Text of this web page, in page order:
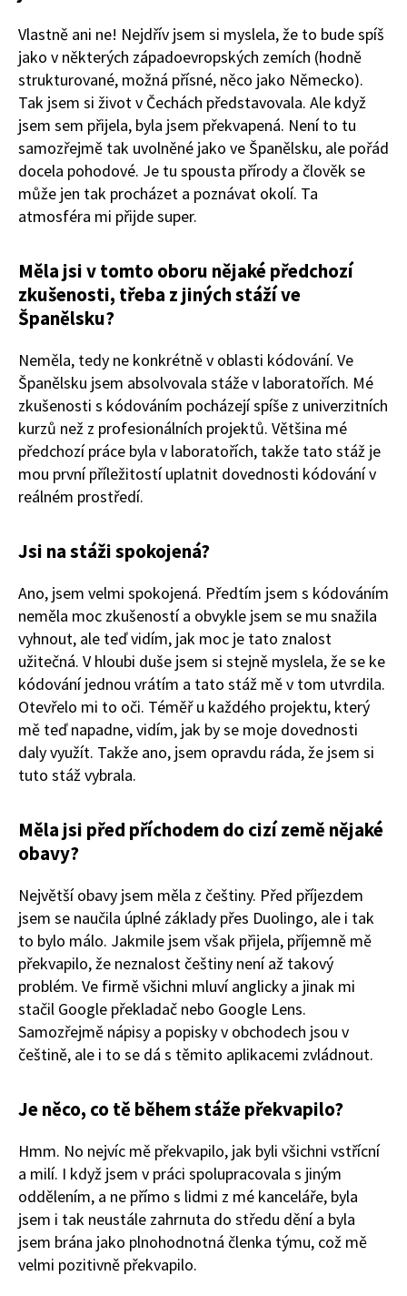
Vlastně ani ne! Nejdřív jsem si myslela, že to bude spíš
jako v některých západoevropských zemích (hodně
strukturované, možná přísné, něco jako Německo).
Tak jsem si život v Čechách představovala. Ale když
jsem sem přijela, byla jsem překvapená. Není to tu
samozřejmě tak uvolněné jako ve Španělsku, ale pořád
docela pohodové. Je tu spousta přírody a člověk se
může jen tak procházet a poznávat okolí. Ta
atmosféra mi přijde super.
Měla jsi v tomto oboru nějaké předchozí
zkušenosti, třeba z jiných stáží ve
Španělsku?
Neměla, tedy ne konkrétně v oblasti kódování. Ve
Španělsku jsem absolvovala stáže v laboratořích. Mé
zkušenosti s kódováním pocházejí spíše z univerzitních
kurzů než z profesionálních projektů. Většina mé
předchozí práce byla v laboratořích, takže tato stáž je
mou první příležitostí uplatnit dovednosti kódování v
reálném prostředí.
Jsi na stáži spokojená?
Ano, jsem velmi spokojená. Předtím jsem s kódováním
neměla moc zkušeností a obvykle jsem se mu snažila
vyhnout, ale teď vidím, jak moc je tato znalost
užitečná. V hloubi duše jsem si stejně myslela, že se ke
kódování jednou vrátím a tato stáž mě v tom utvrdila.
Otevřelo mi to oči. Téměř u každého projektu, který
mě teď napadne, vidím, jak by se moje dovednosti
daly využít. Takže ano, jsem opravdu ráda, že jsem si
tuto stáž vybrala.
Měla jsi před příchodem do cizí země nějaké
obavy?
Největší obavy jsem měla z češtiny. Před příjezdem
jsem se naučila úplné základy přes Duolingo, ale i tak
to bylo málo. Jakmile jsem však přijela, příjemně mě
překvapilo, že neznalost češtiny není až takový
problém. Ve firmě všichni mluví anglicky a jinak mi
stačil Google překladač nebo Google Lens.
Samozřejmě nápisy a popisky v obchodech jsou v
češtině, ale i to se dá s těmito aplikacemi zvládnout.
Je něco, co tě během stáže překvapilo?
Hmm. No nejvíc mě překvapilo, jak byli všichni vstřícní
a milí. I když jsem v práci spolupracovala s jiným
oddělením, a ne přímo s lidmi z mé kanceláře, byla
jsem i tak neustále zahrnuta do středu dění a byla
jsem brána jako plnohodnotná členka týmu, což mě
velmi pozitivně překvapilo.